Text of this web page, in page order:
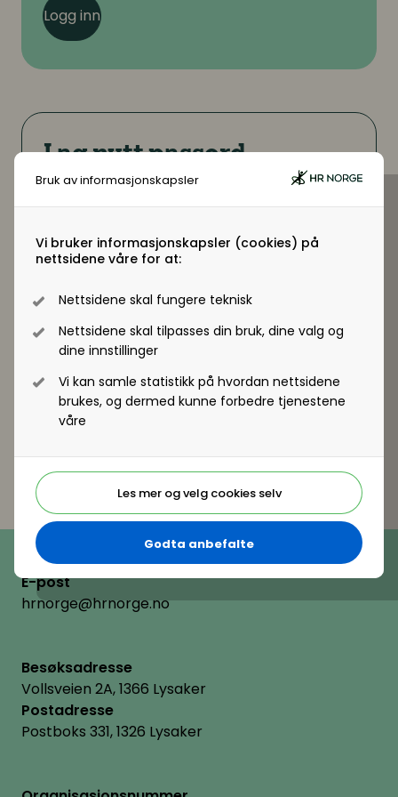
Bruk av informasjonskapsler
Vi bruker informasjonskapsler (cookies) på
nettsidene våre for at:
Nettsidene skal fungere teknisk
Nettsidene skal tilpasses din bruk, dine valg og
dine innstillinger
Vi kan samle statistikk på hvordan nettsidene
brukes, og dermed kunne forbedre tjenestene
våre
Les mer og velg cookies selv
Godta anbefalte
Logg inn
Lag nytt passord
Fyll ut e-postadressen du benytter
i ditt medlemskap og motta link for
å generere passord
Send meg nytt passord
Telefon
(+47) 22 11 11 22
E-post
hrnorge@hrnorge.no
Besøksadresse
Vollsveien 2A, 1366 Lysaker
Postadresse
Postboks 331, 1326 Lysaker